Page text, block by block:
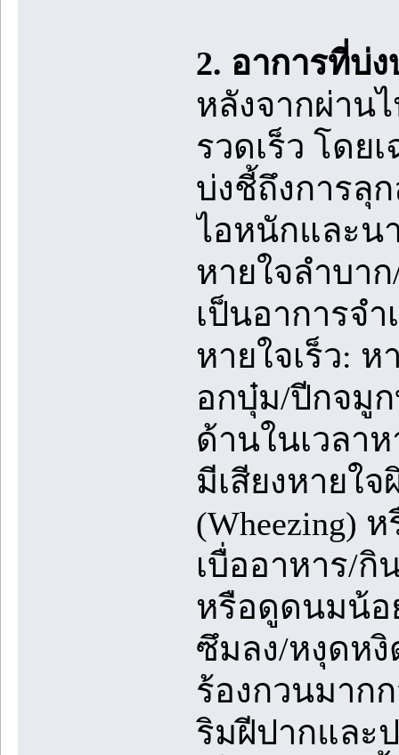
2. อาการที่บ่
หลังจากผ่าน
รวดเร็ว โดย
บ่งชี้ถึงการลุ
ไอหนักและน
หายใจลำบา
เป็นอาการจ
หายใจเร็ว:
อกบุ๋ม/ปีกจมู
ด้านในเวลา
มีเสียงหายใ
(Wheezing)
เบื่ออาหาร/กิ
หรือดูดนมน้อ
ซึมลง/หงุดหงิ
ร้องกวนมาก
ริมฝีปากและ